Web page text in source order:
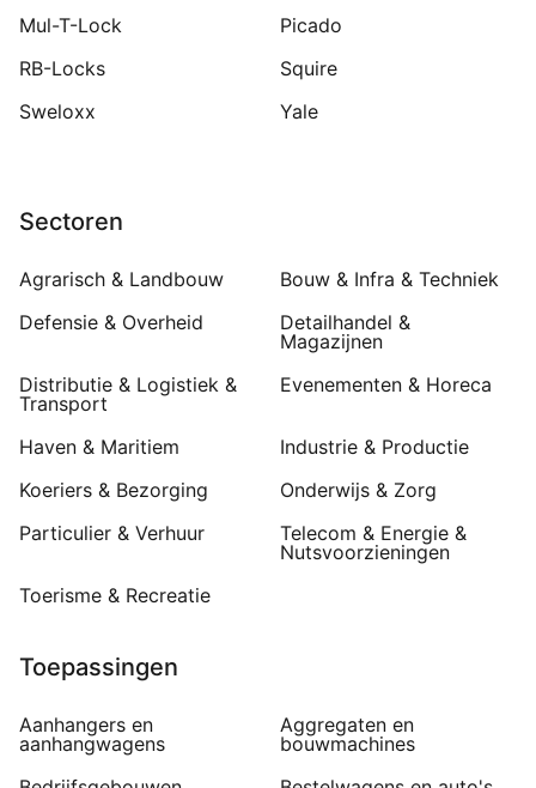
Mul-T-Lock
Picado
RB-Locks
Squire
Sweloxx
Yale
Sectoren
Agrarisch & Landbouw
Bouw & Infra & Techniek
Defensie & Overheid
Detailhandel &
Magazijnen
Distributie & Logistiek &
Transport
Evenementen & Horeca
Haven & Maritiem
Industrie & Productie
Koeriers & Bezorging
Onderwijs & Zorg
Particulier & Verhuur
Telecom & Energie &
Nutsvoorzieningen
Toerisme & Recreatie
Toepassingen
Aanhangers en
aanhangwagens
Aggregaten en
bouwmachines